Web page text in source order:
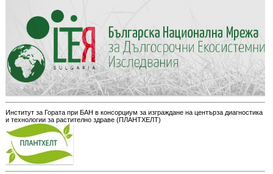
Институт за Гората при БАН в консорциум за изграждане на центърза диагностика
и технологии за растително здраве (ПЛАНТХЕЛТ)